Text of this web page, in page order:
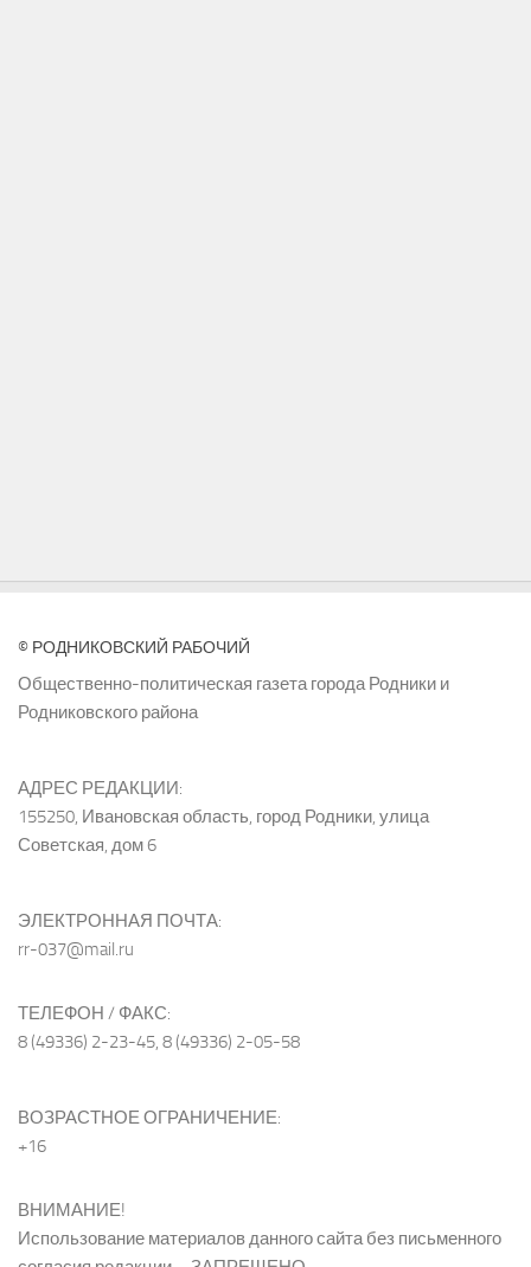
© РОДНИКОВСКИЙ РАБОЧИЙ
Общественно-политическая газета города Родники и
Родниковского района
АДРЕС РЕДАКЦИИ:
155250, Ивановская область, город Родники, улица
Советская, дом 6
ЭЛЕКТРОННАЯ ПОЧТА:
rr-037@mail.ru
ТЕЛЕФОН / ФАКС:
8 (49336) 2-23-45, 8 (49336) 2-05-58
ВОЗРАСТНОЕ ОГРАНИЧЕНИЕ:
+16
ВНИМАНИЕ!
Использование материалов данного сайта без письменного